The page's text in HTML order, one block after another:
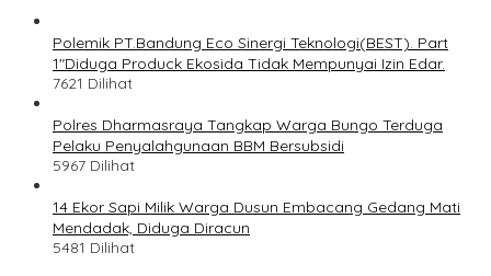
Polemik PT.Bandung Eco Sinergi Teknologi(BEST). Part
1″Diduga Produck Ekosida Tidak Mempunyai Izin Edar.
7621 Dilihat
Polres Dharmasraya Tangkap Warga Bungo Terduga
Pelaku Penyalahgunaan BBM Bersubsidi
5967 Dilihat
14 Ekor Sapi Milik Warga Dusun Embacang Gedang Mati
Mendadak, Diduga Diracun
5481 Dilihat